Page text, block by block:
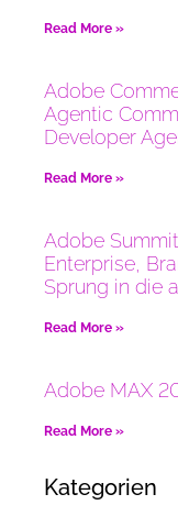
Read More »
Adobe
Agentic
Developer
Read More »
Adobe
Enterprise,
Sprung in die
Read More »
Adobe MAX
Read More »
Kategorien